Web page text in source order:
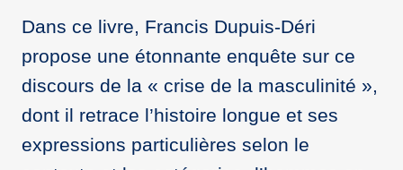
Dans ce livre, Francis Dupuis-Déri
propose une étonnante enquête sur ce
discours de la « crise de la masculinité »,
dont il retrace l’histoire longue et ses
expressions particulières selon le